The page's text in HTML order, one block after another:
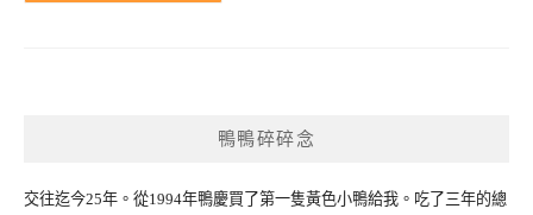
鴨鴨碎碎念
交往迄今25年。從1994年鴨慶買了第一隻黃色小鴨給我。吃了三年的總